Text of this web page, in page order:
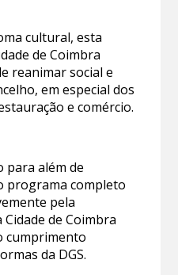
cultural, esta
de Coimbra
reanimar social e
em especial dos
e comércio.
para além de
programa completo
pela
de Coimbra
cumprimento
da DGS.